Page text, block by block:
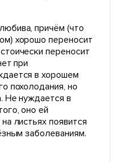
причём (что
хорошо переносит
переносит
при
в хорошем
похолодания, но
Не нуждается в
оно ей
листьях появится
заболеваниям.